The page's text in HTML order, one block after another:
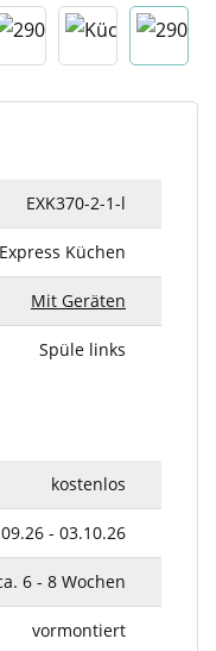
EXK370-2-1-l
Express Küchen
Mit Geräten
Spüle links
kostenlos
- 03.10.26
6 - 8 Wochen
vormontiert